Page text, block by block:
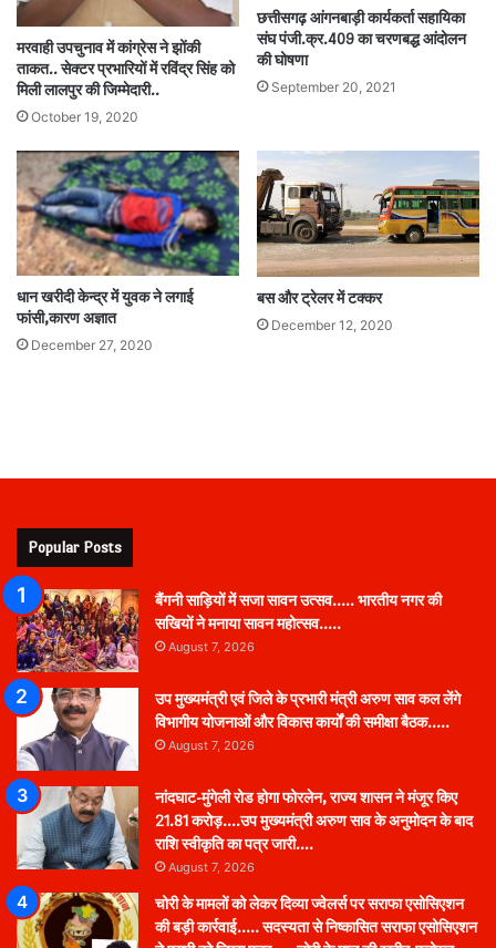
मरवाही उपचुनाव में कांग्रेस ने झोंकी
ताकत.. सेक्टर प्रभारियों में रविंद्र सिंह को
मिली लालपुर की जिम्मेदारी..
October 19, 2020
छत्तीसगढ़ आंगनबाड़ी कार्यकर्ता सहायिका
संघ पंजी.क्र.409 का चरणबद्ध आंदोलन
की घोषणा
September 20, 2021
धान खरीदी केन्द्र में युवक ने लगाई
फांसी,कारण अज्ञात
December 27, 2020
बस और ट्रेलर में टक्कर
December 12, 2020
Popular Posts
बैंगनी साड़ियों में सजा सावन उत्सव….. भारतीय नगर की
सखियों ने मनाया सावन महोत्सव…..
August 7, 2026
उप मुख्यमंत्री एवं जिले के प्रभारी मंत्री अरुण साव कल लेंगे
विभागीय योजनाओं और विकास कार्यों की समीक्षा बैठक…..
August 7, 2026
नांदघाट-मुंगेली रोड होगा फोरलेन, राज्य शासन ने मंजूर किए
21.81 करोड़….उप मुख्यमंत्री अरुण साव के अनुमोदन के बाद
राशि स्वीकृति का पत्र जारी….
August 7, 2026
चोरी के मामलों को लेकर दिव्या ज्वेलर्स पर सराफा एसोसिएशन
की बड़ी कार्रवाई….. सदस्यता से निष्कासित सराफा एसोसिएशन